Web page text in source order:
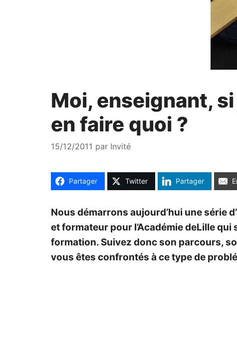
Moi, enseignant,
en faire quoi ?
15/12/2011 par Invité
Partager Twitter Partager
Nous démarrons aujourd’hui une série
et formateur pour l’Académie deLille
formation. Suivez donc son parcours,
vous êtes confrontés à ce type de